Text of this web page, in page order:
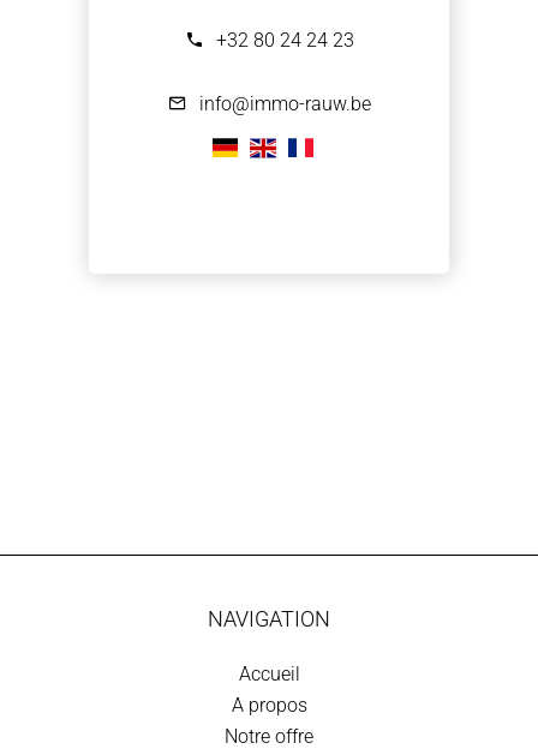
+32 80 24 24 23
info@immo-rauw.be
NAVIGATION
Accueil
A propos
Notre offre